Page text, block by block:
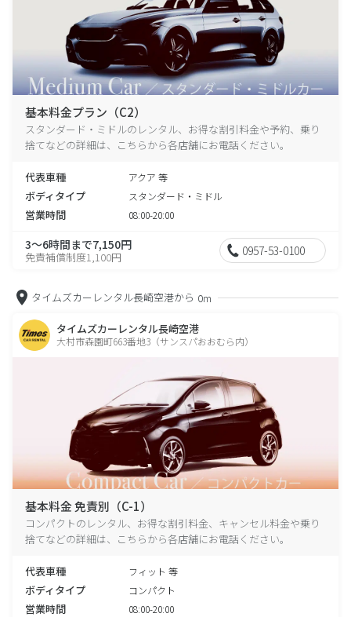
基本料金プラン（C2）
スタンダード・ミドルのレンタル、お得な割引料金や予約、乗り
捨てなどの詳細は、こちらから各店舗にお電話ください。
代表車種 アクア 等
ボディタイプ スタンダード・ミドル
営業時間 08:00-20:00
3～6時間まで7,150円
免責補償制度1,100円 0957-53-0100
タイムズカーレンタル長崎空港から 0m
タイムズカーレンタル長崎空港
大村市森園町663番地3（サンスパおおむら内）
基本料金 免責別（C-1）
コンパクトのレンタル、お得な割引料金、キャンセル料金や乗り
捨てなどの詳細は、こちらから各店舗にお電話ください。
代表車種 フィット 等
ボディタイプ コンパクト
営業時間 08:00-20:00